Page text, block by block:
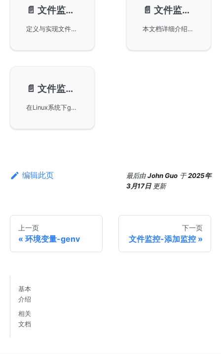
📄️ 文件监控-添加监控
定义与实现文件监控功能，利用GoFrame框架中的gfsnotify库实现对指定目录下文件的创建、写入、删除、重命名和权限修改等事件进行监控。支持递归监控，自动检测目录及子目录中文件的变化，并灵活设置监控选项，实时输出与目录相关的文件事件信息。
📄️ 文件监控-移除监控
本文档详细介绍如何在GoFrame框架中使用Remove方法和RemoveCallback方法来移除对文件和目录的监控回调功能，通过示例代码说明了如何添加和移除监控回调，从而提高系统资源的利用效率，确保文件操作监控的灵活性和可控性。
📄️ 文件监控-系统参数
在Linux系统下gfsnotify模块通过inotify特性实现文件和目录监控，受限于系统内核参数如fs.inotify.max_user_instances和fs.inotify.max_user_watches，通过命令行可以查看和修改这些参数以适应不同的监控需求。
编辑此页 最后由John Guo 于2025年
3月17日 更新
上一页
环境变量-genv
下一页
文件监控-添加监控
基本
介绍
相关
文档